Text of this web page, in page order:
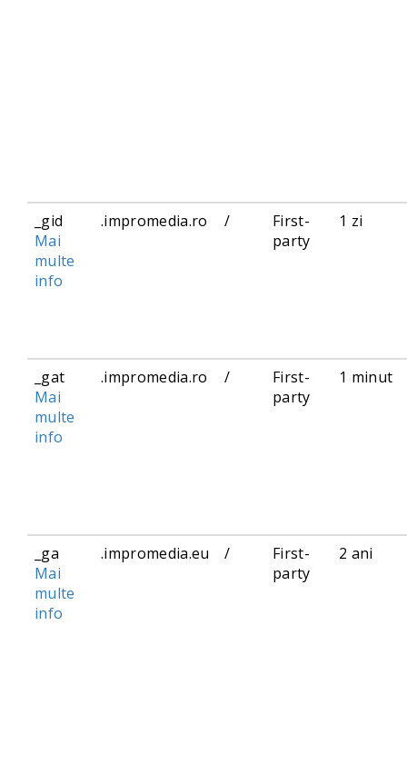
_gid
Mai
multe
info
.impromedia.ro /
First-
party
1 zi
_gat
Mai
multe
info
.impromedia.ro /
First-
party
1 minut
_ga
Mai
multe
info
.impromedia.eu /
First-
party
2 ani